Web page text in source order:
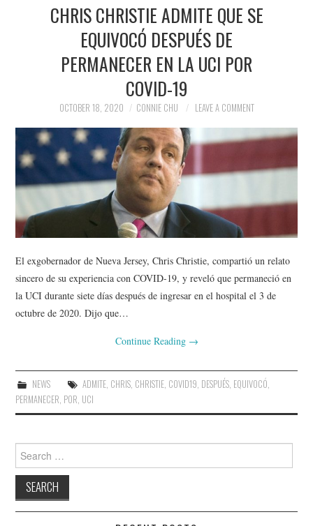
CHRIS CHRISTIE ADMITE QUE SE
EQUIVOCÓ DESPUÉS DE
PERMANECER EN LA UCI POR
COVID-19
OCTOBER 18, 2020 CONNIE CHU LEAVE A COMMENT
El exgobernador de Nueva Jersey, Chris Christie, compartió un relato
sincero de su experiencia con COVID-19, y reveló que permaneció en
la UCI durante siete días después de ingresar en el hospital el 3 de
octubre de 2020. Dijo que…
Continue Reading →
NEWS ADMITE, CHRIS, CHRISTIE, COVID19, DESPUÉS, EQUIVOCÓ,
PERMANECER, POR, UCI
Search
for: